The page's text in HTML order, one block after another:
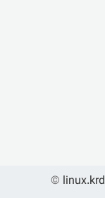
© linux.krd